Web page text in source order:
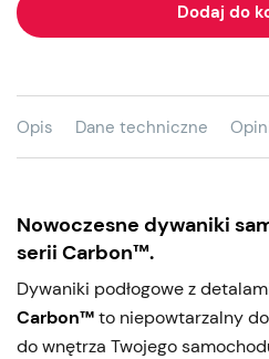
Dodaj do
Opis Dane techniczne
Nowoczesne dywaniki
serii Carbon™.
Dywaniki podłogowe z
Carbon™to niepowtarzalny
do wnętrza Twojego